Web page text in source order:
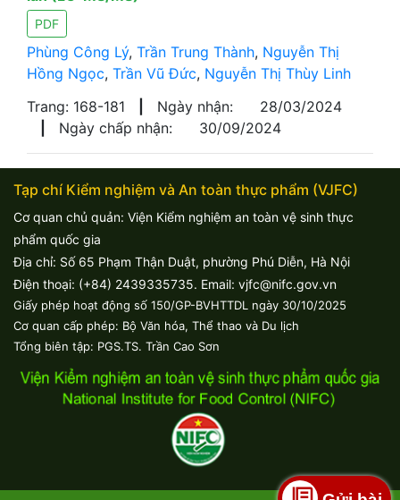
PDF
Phùng Công Lý, Trần Trung Thành, Nguyễn Thị
Hồng Ngọc, Trần Vũ Đức, Nguyễn Thị Thùy Linh
Trang: 168-181
Ngày nhận:
28/03/2024
Ngày chấp nhận: 30/09/2024
Tạp chí Kiểm nghiệm và An toàn thực phẩm (VJFC)
Cơ quan chủ quản: Viện Kiểm nghiệm an toàn vệ sinh thực
phẩm quốc gia
Địa chỉ: Số 65 Phạm Thận Duật, phường Phú Diễn, Hà Nội
Điện thoại: (+84) 2439335735. Email: vjfc@nifc.gov.vn
Giấy phép hoạt động số 150/GP-BVHTTDL ngày 30/10/2025
Cơ quan cấp phép: Bộ Văn hóa, Thể thao và Du lịch
Tổng biên tập: PGS.TS. Trần Cao Sơn